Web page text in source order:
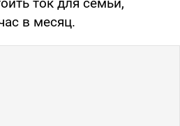
ток для семьи,
в месяц.